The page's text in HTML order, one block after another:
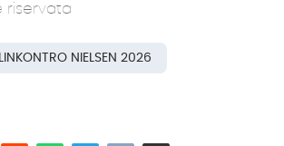
riservata
LINKONTRO NIELSEN 2026